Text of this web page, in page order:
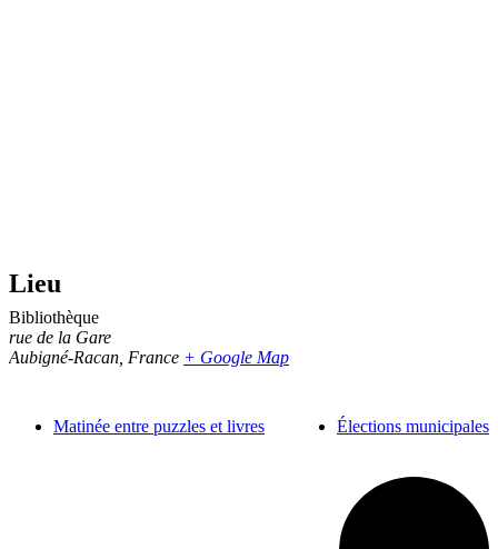
Lieu
Bibliothèque
rue de la Gare
Aubigné-Racan France + Google Map
Matinée entre puzzles et livres Élections municipales